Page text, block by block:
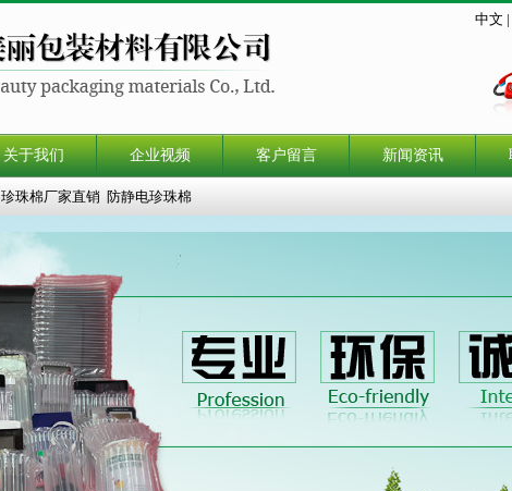
中文 |
关于我们 企业视频 客户留言 新闻资讯
珍珠棉厂家直销 防静电珍珠棉